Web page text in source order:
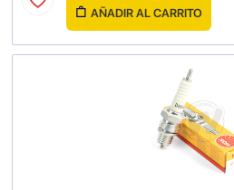
AÑADIR AL CARRITO